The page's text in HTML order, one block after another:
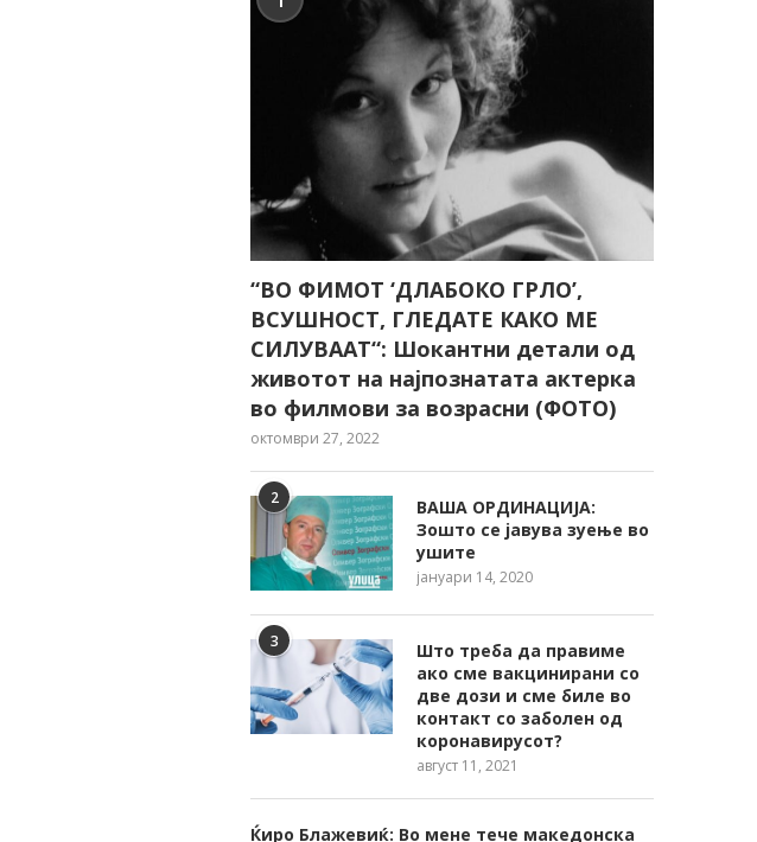
“ВО ФИМОТ ‘ДЛАБОКО ГРЛО’,
ВСУШНОСТ, ГЛЕДАТЕ КАКО МЕ
СИЛУВААТ“: Шокантни детали од
животот на најпознатата актерка
во филмови за возрасни (ФОТО)
октомври 27, 2022
2
ВАША ОРДИНАЦИЈА:
Зошто се јавува зуење во
ушите
јануари 14, 2020
3
Што треба да правиме
ако сме вакцинирани со
две дози и сме биле во
контакт со заболен од
коронавирусот?
август 11, 2021
Ќиро Блажевиќ: Во мене тече македонска